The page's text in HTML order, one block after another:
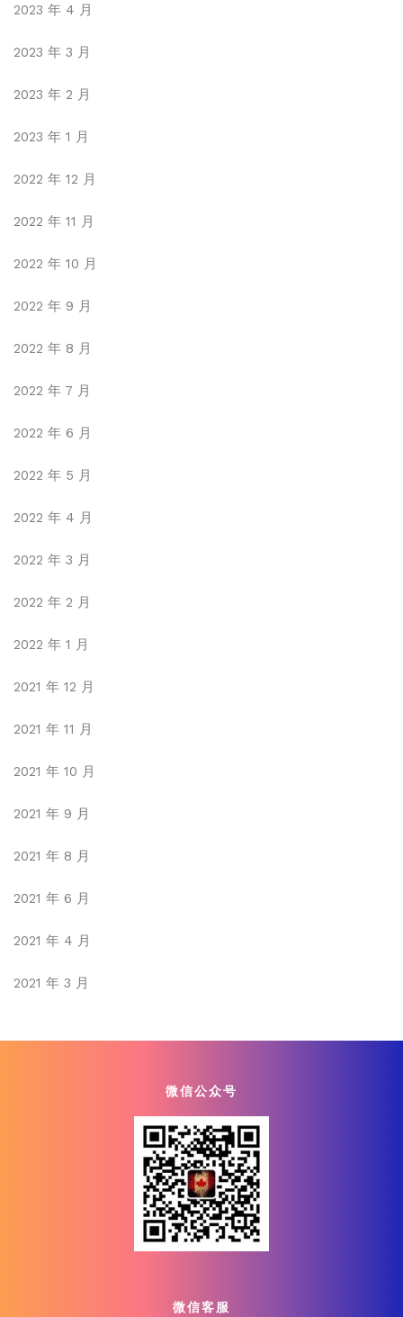
2023 年 4 月
2023 年 3 月
2023 年 2 月
2023 年 1 月
2022 年 12 月
2022 年 11 月
2022 年 10 月
2022 年 9 月
2022 年 8 月
2022 年 7 月
2022 年 6 月
2022 年 5 月
2022 年 4 月
2022 年 3 月
2022 年 2 月
2022 年 1 月
2021 年 12 月
2021 年 11 月
2021 年 10 月
2021 年 9 月
2021 年 8 月
2021 年 6 月
2021 年 4 月
2021 年 3 月
微信公众号
微信客服